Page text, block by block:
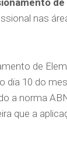
nas
de
dia 10 do
a norma
que a